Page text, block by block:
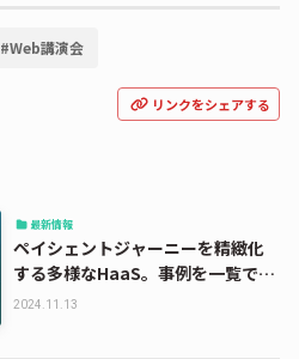
#Web講演会
リンクをシェアする
最新情報
ペイシェントジャーニーを精緻化
する多様なHaaS。事例を一覧で解
説
2024.11.13